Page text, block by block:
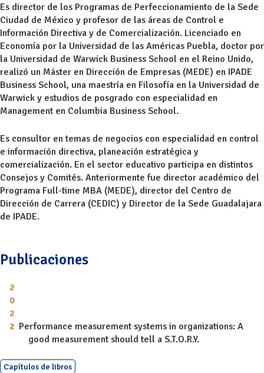
Es director de los Programas de Perfeccionamiento de la Sede
Ciudad de México y profesor de las áreas de Control e
Información Directiva y de Comercialización. Licenciado en
Economía por la Universidad de las Américas Puebla, doctor por
la Universidad de Warwick Business School en el Reino Unido,
realizó un Máster en Dirección de Empresas (MEDE) en IPADE
Business School, una maestría en Filosofía en la Universidad de
Warwick y estudios de posgrado con especialidad en
Management en Columbia Business School.
Es consultor en temas de negocios con especialidad en control
e información directiva, planeación estratégica y
comercialización. En el sector educativo participa en distintos
Consejos y Comités. Anteriormente fue director académico del
Programa Full-time MBA (MEDE), director del Centro de
Dirección de Carrera (CEDIC) y Director de la Sede Guadalajara
de IPADE.
Publicaciones
Performance measurement systems in organizations: A
good measurement should tell a S.T.O.R.Y.
Capítulos de libros